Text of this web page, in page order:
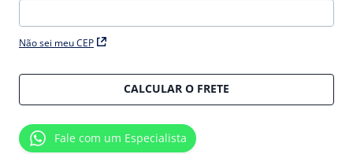
Não sei meu CEP
CALCULAR O FRETE
Fale com um Especialista